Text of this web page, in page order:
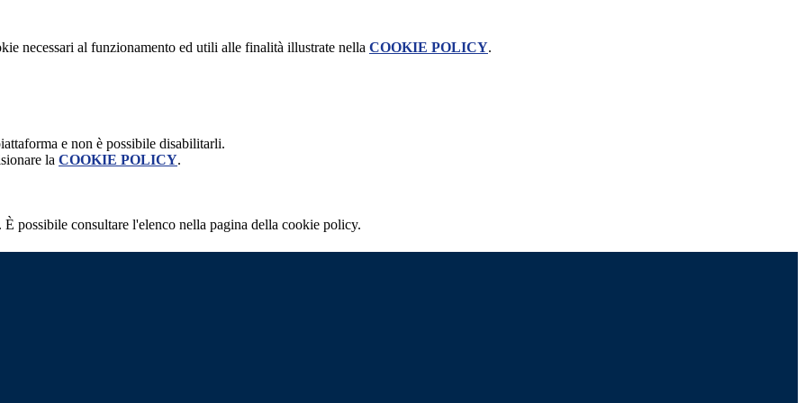
necessari al funzionamento ed utili alle finalità illustrate nella COOKIE POLICY.
e non è possibile disabilitarli.
la COOKIE POLICY.
possibile consultare l'elenco nella pagina della cookie policy.